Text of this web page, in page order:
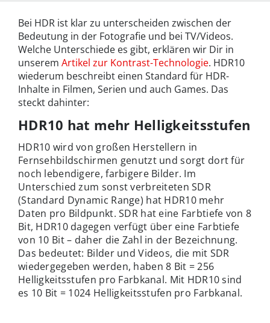
Bei HDR ist klar zu unterscheiden zwischen der
Bedeutung in der Fotografie und bei TV/Videos.
Welche Unterschiede es gibt, erklären wir Dir in
unserem Artikel zur Kontrast-Technologie. HDR10
wiederum beschreibt einen Standard für HDR-
Inhalte in Filmen, Serien und auch Games. Das
steckt dahinter:
HDR10 hat mehr Helligkeitsstufen
HDR10 wird von großen Herstellern in
Fernsehbildschirmen genutzt und sorgt dort für
noch lebendigere, farbigere Bilder. Im
Unterschied zum sonst verbreiteten SDR
(Standard Dynamic Range) hat HDR10 mehr
Daten pro Bildpunkt. SDR hat eine Farbtiefe von 8
Bit, HDR10 dagegen verfügt über eine Farbtiefe
von 10 Bit – daher die Zahl in der Bezeichnung.
Das bedeutet: Bilder und Videos, die mit SDR
wiedergegeben werden, haben 8 Bit = 256
Helligkeitsstufen pro Farbkanal. Mit HDR10 sind
es 10 Bit = 1024 Helligkeitsstufen pro Farbkanal.